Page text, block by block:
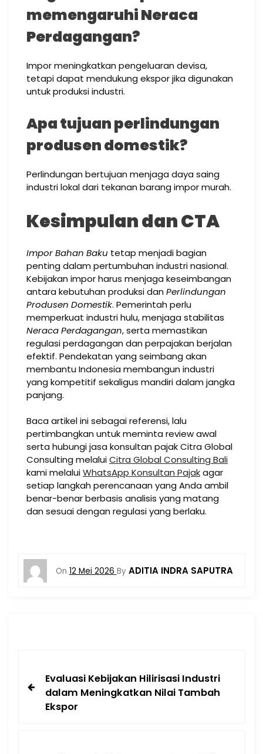
memengaruhi Neraca
Perdagangan?
Impor meningkatkan pengeluaran devisa,
tetapi dapat mendukung ekspor jika digunakan
untuk produksi industri.
Apa tujuan perlindungan
produsen domestik?
Perlindungan bertujuan menjaga daya saing
industri lokal dari tekanan barang impor murah.
Kesimpulan dan CTA
Impor Bahan Baku tetap menjadi bagian
penting dalam pertumbuhan industri nasional.
Kebijakan impor harus menjaga keseimbangan
antara kebutuhan produksi danPerlindungan
Produsen Domestik. Pemerintah perlu
memperkuat industri hulu, menjaga stabilitas
Neraca Perdagangan, serta memastikan
regulasi perdagangan dan perpajakan berjalan
efektif. Pendekatan yang seimbang akan
membantu Indonesia membangun industri
yang kompetitif sekaligus mandiri dalam jangka
panjang.
Baca artikel ini sebagai referensi, lalu
pertimbangkan untuk meminta review awal
serta hubungi jasa konsultan pajak Citra Global
Consulting melaluiCitra Global Consulting Bali
kami melaluiWhatsApp Konsultan Pajakagar
setiap langkah perencanaan yang Anda ambil
benar-benar berbasis analisis yang matang
dan sesuai dengan regulasi yang berlaku.
On 12 Mei 2026 By ADITIA INDRA SAPUTRA
Evaluasi Kebijakan Hilirisasi Industri
dalam Meningkatkan Nilai Tambah
Ekspor